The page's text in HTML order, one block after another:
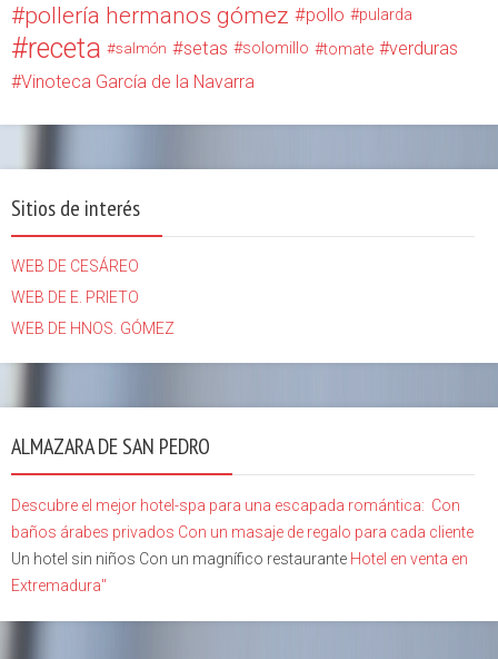
pollería hermanos gómez pollo pularda
receta salmón setas solomillo tomate
verduras
Vinoteca García de la Navarra
Sitios de interés
WEB DE CESÁREO
WEB DE E. PRIETO
WEB DE HNOS. GÓMEZ
ALMAZARA DE SAN PEDRO
Descubre el mejor hotel-spa para una escapada romántica: Con
baños árabes privados Con un masaje de regalo para cada cliente
Un hotel sin niños Con un magnífico restaurante Hotel en venta en
Extremadura"